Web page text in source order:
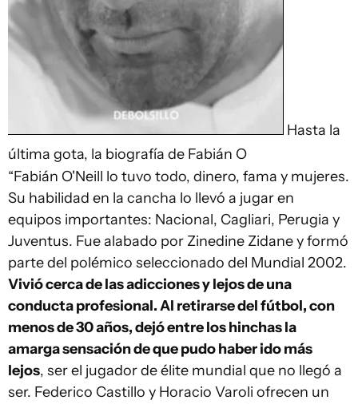
Hasta la
última gota, la biografía de Fabián O
“Fabián O'Neill lo tuvo todo, dinero, fama y mujeres.
Su habilidad en la cancha lo llevó a jugar en
equipos importantes: Nacional, Cagliari, Perugia y
Juventus. Fue alabado por Zinedine Zidane y formó
parte del polémico seleccionado del Mundial 2002.
Vivió cerca de las adicciones y lejos de una
conducta profesional. Al retirarse del fútbol, con
menos de 30 años, dejó entre los hinchas la
amarga sensación de que pudo haber ido más
lejos, ser el jugador de élite mundial que no llegó a
ser. Federico Castillo y Horacio Varoli ofrecen un